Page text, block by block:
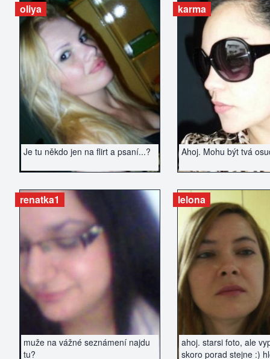
Je tu někdo jen na flirt a psaní...?
oliya
ZOBRAZIT INZERÁT
Ahoj. Mohu být tvá
karma
ZOBRAZIT
muže na vážné seznámení najdu
tu?
renatka1
ZOBRAZIT INZERÁT
ahoj. starsi foto, ale
skoro porad stejne :)
lelona
ZOBRAZIT